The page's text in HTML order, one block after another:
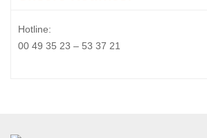
Hotline:
00 49 35 23 – 53 37 21